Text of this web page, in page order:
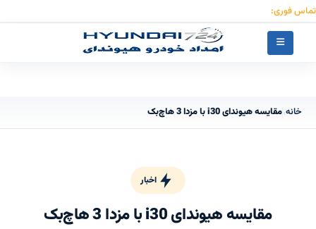
تماس فوری:
خانه›مقایسه هیوندای i30 با مزدا 3 هاچ‌بک
اخبار
مقایسه هیوندای i30 با مزدا 3 هاچ‌بک